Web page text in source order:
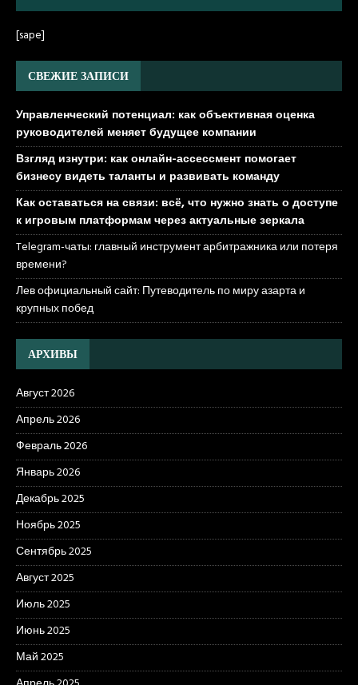
[sape]
СВЕЖИЕ ЗАПИСИ
Управленческий потенциал: как объективная оценка
руководителей меняет будущее компании
Взгляд изнутри: как онлайн-ассессмент помогает
бизнесу видеть таланты и развивать команду
Как оставаться на связи: всё, что нужно знать о доступе
к игровым платформам через актуальные зеркала
Telegram-чаты: главный инструмент арбитражника или потеря
времени?
Лев официальный сайт: Путеводитель по миру азарта и
крупных побед
АРХИВЫ
Август 2026
Апрель 2026
Февраль 2026
Январь 2026
Декабрь 2025
Ноябрь 2025
Сентябрь 2025
Август 2025
Июль 2025
Июнь 2025
Май 2025